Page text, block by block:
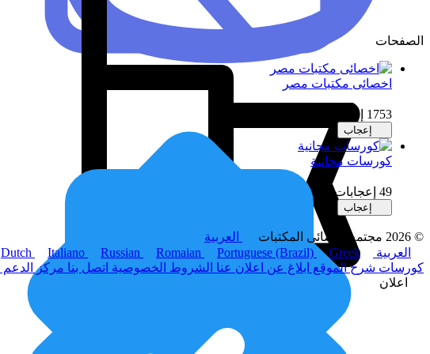
الصفحات
اخصائى مكتبات مصر
1753 إعجابات
إعجاب
كورسات مجانية
49 إعجابات
إعجاب
© 2026 مجتمع اخصائى المكتبات
العربية
العربية
Dutch Italiano Russian Romaian Portuguese (Brazil)
Greek
كورسات شرح الموقع ابلاغ عن اعلان عنا الشروط الخصوصية اتصل بنا مركز الدعم
اعلان